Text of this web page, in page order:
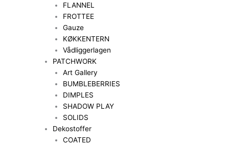
FLANNEL
FROTTEE
Gauze
KØKKENTERN
Vådliggerlagen
PATCHWORK
Art Gallery
BUMBLEBERRIES
DIMPLES
SHADOW PLAY
SOLIDS
Dekostoffer
COATED